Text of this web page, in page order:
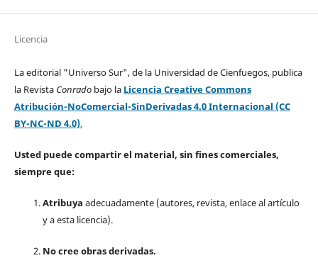
Licencia
La editorial "Universo Sur", de la Universidad de Cienfuegos, publica
la Revista Conradobajo la Licencia Creative Commons
Atribución-NoComercial-SinDerivadas 4.0 Internacional (CC
BY-NC-ND 4.0).
Usted puede compartir el material, sin fines comerciales,
siempre que:
Atribuya adecuadamente (autores, revista, enlace al artículo
y a esta licencia).
No cree obras derivadas.